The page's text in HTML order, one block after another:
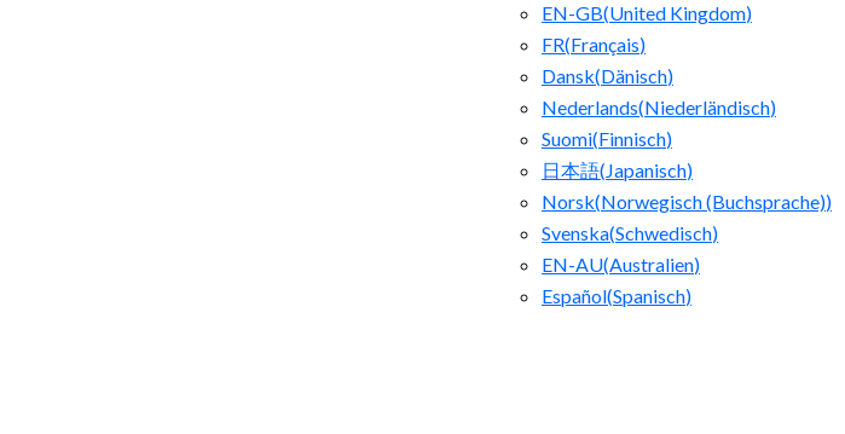
EN-GB(United Kingdom)
FR(Français)
Dansk(Dänisch)
Nederlands(Niederländisch)
Suomi(Finnisch)
日本語(Japanisch)
Norsk(Norwegisch (Buchsprache))
Svenska(Schwedisch)
EN-AU(Australien)
Español(Spanisch)